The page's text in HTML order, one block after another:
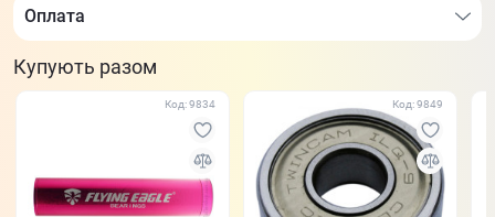
Оплата
Купують разом
Код: 9834 Код: 9849